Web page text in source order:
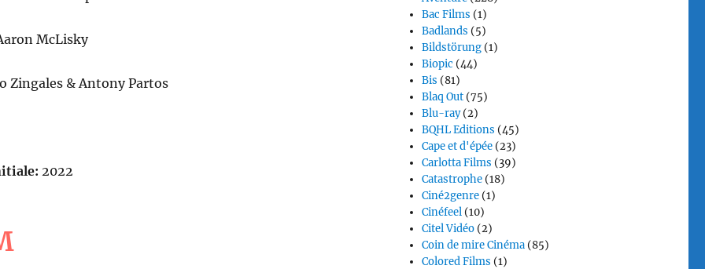
McLisky
Zingales & Antony Partos
2022
Bac Films (1)
Badlands (5)
Bildstörung (1)
Biopic (44)
Bis (81)
Blaq Out (75)
Blu-ray(2)
BQHL Editions (45)
Cape et d'épée (23)
Carlotta Films (39)
Catastrophe (18)
Ciné2genre (1)
Cinéfeel (10)
Citel Vidéo (2)
Coin de mire Cinéma (85)
Colored Films (1)